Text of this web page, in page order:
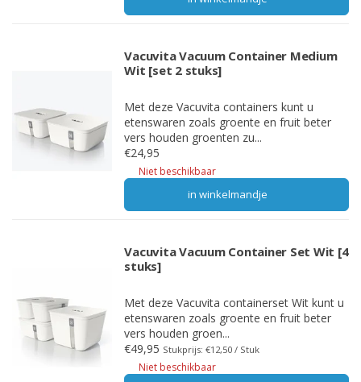
Vacuvita Vacuum Container Medium
Wit [set 2 stuks]
Met deze Vacuvita containers kunt u
etenswaren zoals groente en fruit beter
vers houden groenten zu...
€24,95
Niet beschikbaar
in winkelmandje
Vacuvita Vacuum Container Set Wit [4
stuks]
Met deze Vacuvita containerset Wit kunt u
etenswaren zoals groente en fruit beter
vers houden groen...
€49,95 Stukprijs: €12,50 / Stuk
Niet beschikbaar